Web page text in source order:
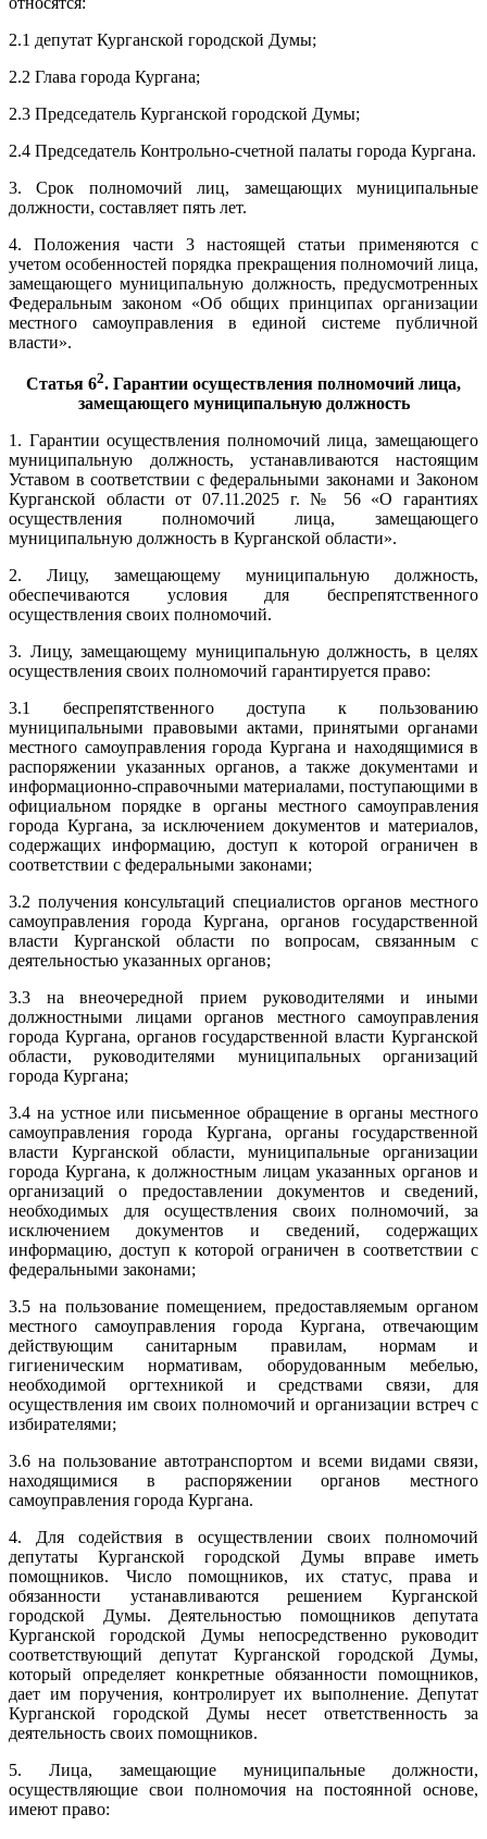
2.1 депутат Курганской городской Думы;
2.2 Глава города Кургана;
2.3 Председатель Курганской городской Думы;
2.4 Председатель Контрольно-счетной палаты города Кургана.
3. Срок полномочий лиц, замещающих муниципальные
должности, составляет пять лет.
4. Положения части 3 настоящей статьи применяются с
учетом особенностей порядка прекращения полномочий лица,
замещающего муниципальную должность, предусмотренных
Федеральным законом «Об общих принципах организации
местного самоуправления в единой системе публичной
власти».
Статья 62. Гарантии осуществления полномочий лица,
замещающего муниципальную должность
1. Гарантии осуществления полномочий лица, замещающего
муниципальную должность, устанавливаются настоящим
Уставом в соответствии с федеральными законами и Законом
Курганской области от 07.11.2025 г. № 56 «О гарантиях
осуществления полномочий лица, замещающего
муниципальную должность в Курганской области».
2. Лицу, замещающему муниципальную должность,
обеспечиваются условия для беспрепятственного
осуществления своих полномочий.
3. Лицу, замещающему муниципальную должность, в целях
осуществления своих полномочий гарантируется право:
3.1 беспрепятственного доступа к пользованию
муниципальными правовыми актами, принятыми органами
местного самоуправления города Кургана и находящимися в
распоряжении указанных органов, а также документами и
информационно-справочными материалами, поступающими в
официальном порядке в органы местного самоуправления
города Кургана, за исключением документов и материалов,
содержащих информацию, доступ к которой ограничен в
соответствии с федеральными законами;
3.2 получения консультаций специалистов органов местного
самоуправления города Кургана, органов государственной
власти Курганской области по вопросам, связанным с
деятельностью указанных органов;
3.3 на внеочередной прием руководителями и иными
должностными лицами органов местного самоуправления
города Кургана, органов государственной власти Курганской
области, руководителями муниципальных организаций
города Кургана;
3.4 на устное или письменное обращение в органы местного
самоуправления города Кургана, органы государственной
власти Курганской области, муниципальные организации
города Кургана, к должностным лицам указанных органов и
организаций о предоставлении документов и сведений,
необходимых для осуществления своих полномочий, за
исключением документов и сведений, содержащих
информацию, доступ к которой ограничен в соответствии с
федеральными законами;
3.5 на пользование помещением, предоставляемым органом
местного самоуправления города Кургана, отвечающим
действующим санитарным правилам, нормам и
гигиеническим нормативам, оборудованным мебелью,
необходимой оргтехникой и средствами связи, для
осуществления им своих полномочий и организации встреч с
избирателями;
3.6 на пользование автотранспортом и всеми видами связи,
находящимися в распоряжении органов местного
самоуправления города Кургана.
4. Для содействия в осуществлении своих полномочий
депутаты Курганской городской Думы вправе иметь
помощников. Число помощников, их статус, права и
обязанности устанавливаются решением Курганской
городской Думы. Деятельностью помощников депутата
Курганской городской Думы непосредственно руководит
соответствующий депутат Курганской городской Думы,
который определяет конкретные обязанности помощников,
дает им поручения, контролирует их выполнение. Депутат
Курганской городской Думы несет ответственность за
деятельность своих помощников.
5. Лица, замещающие муниципальные должности,
осуществляющие свои полномочия на постоянной основе,
имеют право: